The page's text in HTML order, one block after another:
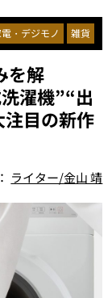
・デジモノ 雑貨
を解
濯機”“出
目の新作
ライター/金山 靖